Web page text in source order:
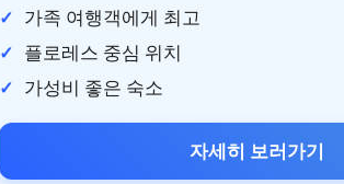
가족 여행객에게 최고
플로레스 중심 위치
가성비 좋은 숙소
자세히 보러가기